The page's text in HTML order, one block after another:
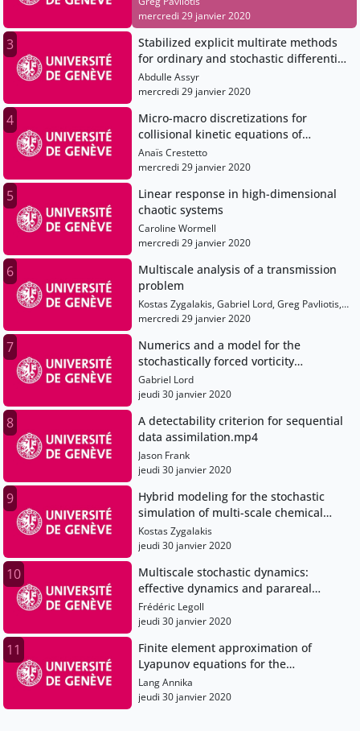
mercredi 29 janvier 2020
3
Stabilized explicit multirate methods
for ordinary and stochastic differential
equations with multiple scales
Abdulle Assyr
mercredi 29 janvier 2020
4
Micro-macro discretizations for
collisional kinetic equations of
Boltzmann-BGK type in the diffusive
scaling
Anaïs Crestetto
mercredi 29 janvier 2020
5
Linear response in high-dimensional
chaotic systems
Caroline Wormell
mercredi 29 janvier 2020
6
Multiscale analysis of a transmission
problem
Kostas Zygalakis, Gabriel Lord, Greg Pavliotis,
Laurence Halpern, Abdulle Assyr, Carsten
Lang Annika, Jason Frank, Frédéric Legoll
mercredi 29 janvier 2020
7
Numerics and a model for the
stochastically forced vorticity
equation.mp4
Gabriel Lord
jeudi 30 janvier 2020
8
A detectability criterion for sequential
data assimilation.mp4
Jason Frank
jeudi 30 janvier 2020
9
Hybrid modeling for the stochastic
simulation of multi-scale chemical
kinetics.mp4
Kostas Zygalakis
jeudi 30 janvier 2020
10
Multiscale stochastic dynamics:
effective dynamics and parareal
computations.mp4
Frédéric Legoll
jeudi 30 janvier 2020
11
Finite element approximation of
Lyapunov equations for the
computation of quadratic functionals
of SPDEs.mp4
Lang Annika
jeudi 30 janvier 2020